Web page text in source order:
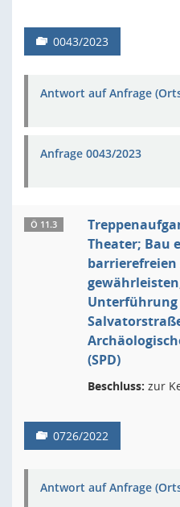
0043/2023
Antwort auf Anfrage
Anfrage 0043/2023
Ö 11.3
Theater; Bau
barrierefreien
Unterführung
(SPD)
Beschluss: zur
0726/2022
Antwort auf Anfrage